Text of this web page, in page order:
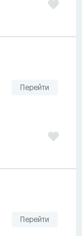
Перейти
Перейти